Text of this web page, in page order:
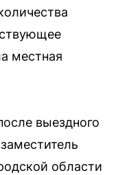
местная
выездного
области